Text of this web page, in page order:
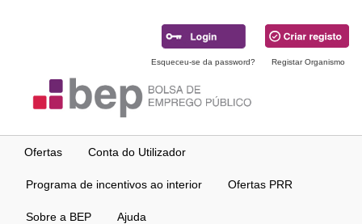
Esqueceu-se da password? Registar Organismo
Ofertas Conta do Utilizador
Programa de incentivos ao interior Ofertas PRR
Sobre a BEP Ajuda